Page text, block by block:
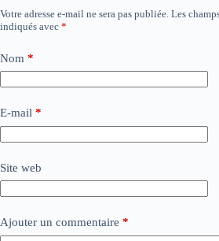
Votre adresse e-mail ne sera pas publiée. Les
indiqués avec *
Nom *
E-mail *
Site web
Ajouter un commentaire *